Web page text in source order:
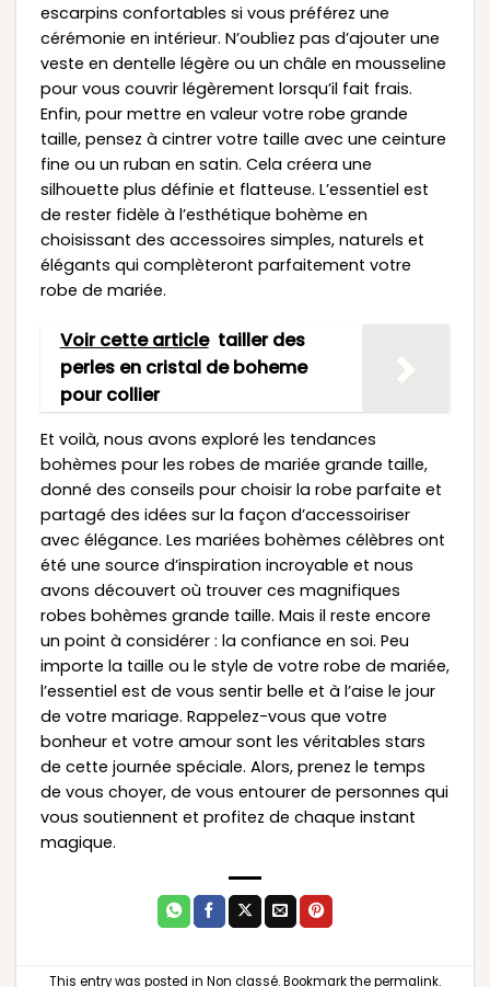
escarpins confortables si vous préférez une
cérémonie en intérieur. N’oubliez pas d’ajouter une
veste en dentelle légère ou un châle en mousseline
pour vous couvrir légèrement lorsqu’il fait frais.
Enfin, pour mettre en valeur votre robe grande
taille, pensez à cintrer votre taille avec une ceinture
fine ou un ruban en satin. Cela créera une
silhouette plus définie et flatteuse. L’essentiel est
de rester fidèle à l’esthétique bohème en
choisissant des accessoires simples, naturels et
élégants qui complèteront parfaitement votre
robe de mariée.
Voir cette article tailler des
perles en cristal de boheme
pour collier
Et voilà, nous avons exploré les tendances
bohèmes pour les robes de mariée grande taille,
donné des conseils pour choisir la robe parfaite et
partagé des idées sur la façon d’accessoiriser
avec élégance. Les mariées bohèmes célèbres ont
été une source d’inspiration incroyable et nous
avons découvert où trouver ces magnifiques
robes bohèmes grande taille. Mais il reste encore
un point à considérer : la confiance en soi. Peu
importe la taille ou le style de votre robe de mariée,
l’essentiel est de vous sentir belle et à l’aise le jour
de votre mariage. Rappelez-vous que votre
bonheur et votre amour sont les véritables stars
de cette journée spéciale. Alors, prenez le temps
de vous choyer, de vous entourer de personnes qui
vous soutiennent et profitez de chaque instant
magique.
This entry was posted in Non classé. Bookmark thepermalink.